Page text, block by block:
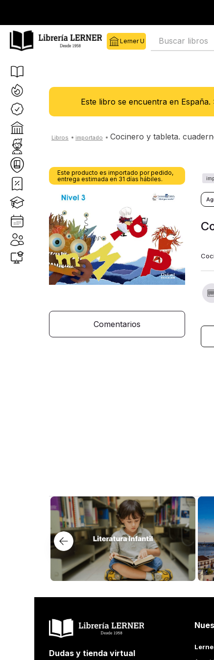
Buscar libros
Este libro se encuentra en
cocinero y tableta.
Este producto es importado por pedido,
entrega estimada en 31 días hábiles.
Comentarios
Dudas y tienda virtual